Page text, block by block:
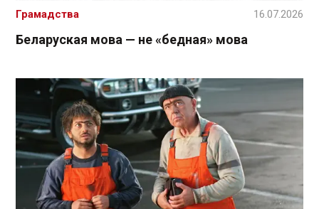
Беларуская мова — не «бедная» мова
Грамадства 16.07.2026